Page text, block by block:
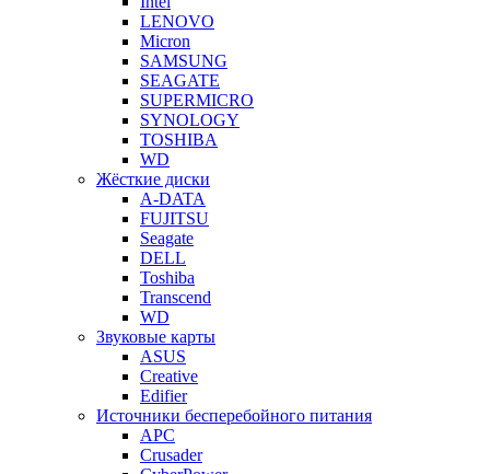
LENOVO
Micron
SAMSUNG
SEAGATE
SUPERMICRO
SYNOLOGY
TOSHIBA
WD
Жёсткие диски
A-DATA
FUJITSU
Seagate
DELL
Toshiba
Transcend
WD
Звуковые карты
ASUS
Creative
Edifier
Источники бесперебойного питания
APC
Crusader